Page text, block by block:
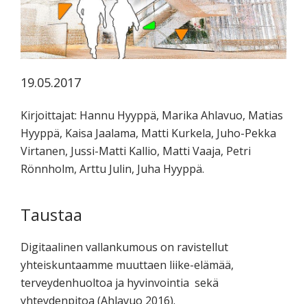
19.05.2017
Kirjoittajat: Hannu Hyyppä, Marika Ahlavuo, Matias
Hyyppä, Kaisa Jaalama, Matti Kurkela, Juho-Pekka
Virtanen, Jussi-Matti Kallio, Matti Vaaja, Petri
Rönnholm, Arttu Julin, Juha Hyyppä.
Taustaa
Digitaalinen vallankumous on ravistellut
yhteiskuntaamme muuttaen liike-elämää,
terveydenhuoltoa ja hyvinvointia sekä
yhteydenpitoa (Ahlavuo 2016).